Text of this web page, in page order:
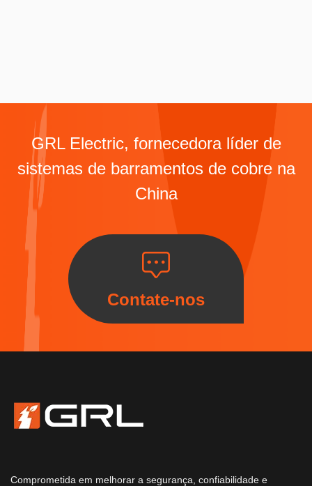
GRL Electric, fornecedora líder de
sistemas de barramentos de cobre na
China
Contate-nos
Comprometida em melhorar a segurança, confiabilidade e